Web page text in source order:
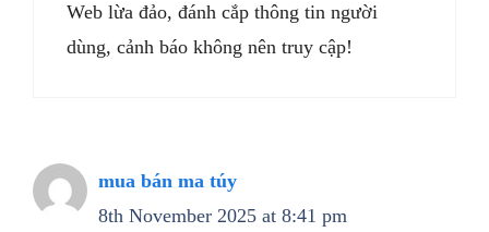
Web lừa đảo, đánh cắp thông tin người
dùng, cảnh báo không nên truy cập!
mua bán ma túy
8th November 2025 at 8:41 pm